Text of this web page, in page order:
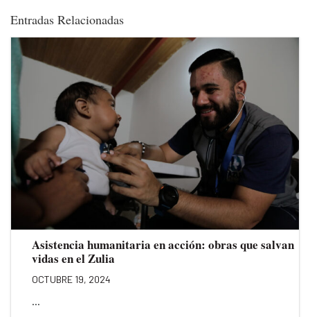
Entradas Relacionadas
Asistencia humanitaria en acción: obras que salvan
vidas en el Zulia
OCTUBRE 19, 2024
...